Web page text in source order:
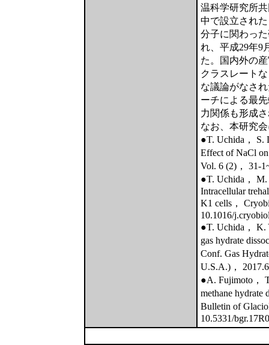
温科学研究所
中で設立され
分子に関わっ
れ、平成29年9
た。国内外の
クラスレート
な議論がなさ
ーチによる最
力関係も形成
なお、本研究
●T. Uchida， S.
Effect of NaCl
Vol. 6 (2)， 31-
●T. Uchida， M.
Intracellular
K1 cells，
10.1016/
●T. Uchida， K.
gas hydrate
Conf. Gas
U.S.A.)，
●A. Fujimoto，
methane hydrate
Bulletin of
10.5331/